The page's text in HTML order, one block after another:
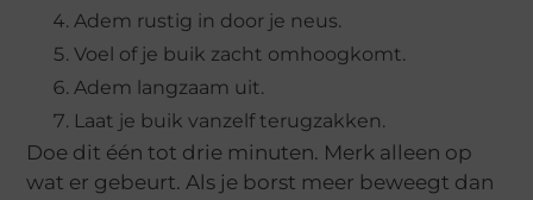
Adem rustig in door je neus.
Voel of je buik zacht omhoogkomt.
Adem langzaam uit.
Laat je buik vanzelf terugzakken.
Doe dit één tot drie minuten. Merk alleen op
wat er gebeurt. Als je borst meer beweegt dan